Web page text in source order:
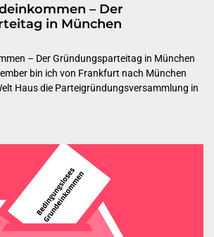
– Der
in München
– Der Gründungsparteitag in München
bin ich von Frankfurt nach München
Haus die Parteigründungsversammlung in